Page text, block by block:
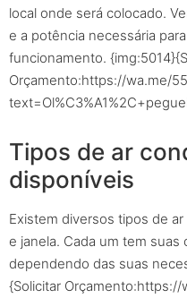
local onde será colocado.
e a potência necessária
funcionamento.
Orçamento:https://wa.me/
Tipos de ar
disponíveis
Existem diversos tipos de
e janela. Cada um tem
dependendo das suas
{Solicitar